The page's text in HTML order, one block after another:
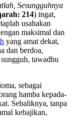
Sesungguhnya
214) ingat,
usahakan
maksimal dan
yang amat dekat,
dan berdoa,
tawadhu
sebagai
hamba kepada-
Sebaliknya, tanpa
kebajikan,